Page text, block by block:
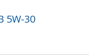
5W-30